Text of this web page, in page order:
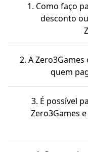
1. Como faço
desconto
A Zero3Games
cupons. Você
cupom de
promocional\" de
oferecer ofertas
Nintendo
com descontos
2. A
quem
Sim, a
vantagens para
seus produtos à
forma de
3. É possível
Zero3Games